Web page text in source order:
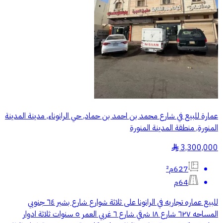
عمارة للبيع في شارع محمد بن احمد بن حماد, حي الرانوناء, مدينة المدينة
المنورة, منطقة المدينة المنورة
3,300,000
§
627م²
64م
للبيع عماره تجاريه في الرانونا على ثلاثة شوارع شارع بشير ٦٤ جنوبي
المساحه ٦٢٧ شارع ١٨ شرقي شارع ٦ غربي العمر ٥ سنوات ثلاثة ادوار